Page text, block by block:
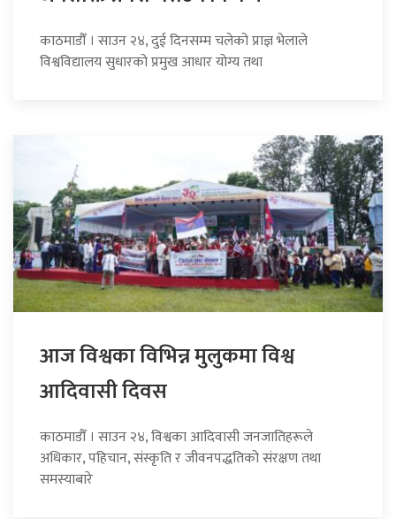
काठमाडौँ । साउन २४, दुई दिनसम्म चलेको प्राज्ञ भेलाले
विश्वविद्यालय सुधारको प्रमुख आधार योग्य तथा
आज विश्वका विभिन्न मुलुकमा विश्व
आदिवासी दिवस
काठमाडौँ । साउन २४, विश्वका आदिवासी जनजातिहरूले
अधिकार, पहिचान, संस्कृति र जीवनपद्धतिको संरक्षण तथा
समस्याबारे